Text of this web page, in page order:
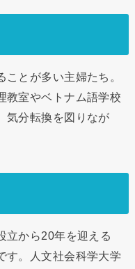
とが多い主婦たち。
教室やベトナム語学校
気分転換を図りなが
立から20年を迎える
す。人文社会科学大学